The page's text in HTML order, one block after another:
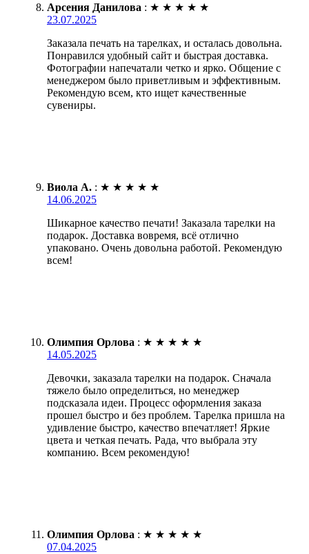
Арсения Данилова : ★ ★ ★ ★ ★
23.07.2025
Заказала печать на тарелках, и осталась довольна.
Понравился удобный сайт и быстрая доставка.
Фотографии напечатали четко и ярко. Общение с
менеджером было приветливым и эффективным.
Рекомендую всем, кто ищет качественные
сувениры.
Виола А. : ★ ★ ★ ★ ★
14.06.2025
Шикарное качество печати! Заказала тарелки на
подарок. Доставка вовремя, всё отлично
упаковано. Очень довольна работой. Рекомендую
всем!
Олимпия Орлова : ★ ★ ★ ★ ★
14.05.2025
Девочки, заказала тарелки на подарок. Сначала
тяжело было определиться, но менеджер
подсказала идеи. Процесс оформления заказа
прошел быстро и без проблем. Тарелка пришла на
удивление быстро, качество впечатляет! Яркие
цвета и четкая печать. Рада, что выбрала эту
компанию. Всем рекомендую!
Олимпия Орлова : ★ ★ ★ ★ ★
07.04.2025